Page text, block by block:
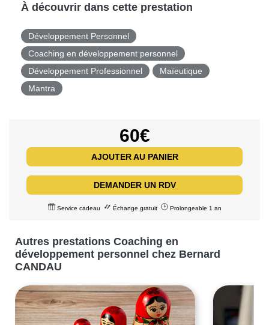
À découvrir dans cette prestation
Développement Personnel
Coaching en développement personnel
Développement Professionnel
Maïeutique
Mantra
60€
AJOUTER AU PANIER
DEMANDER UN RDV
Service cadeau Échange gratuit Prolongeable 1 an
Autres prestations Coaching en
développement personnel chez Bernard
CANDAU